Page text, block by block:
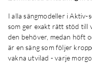
I alla sängmodeller i
som ger exakt rätt stöd till
den behöver, medan höft
är en säng som följer
vakna utvilad - varje